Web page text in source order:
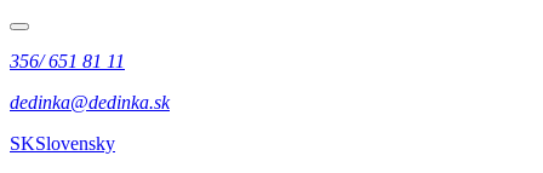
356/ 651 81 11
dedinka@dedinka.sk
SKSlovensky